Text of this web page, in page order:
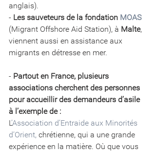
anglais).
- Les sauveteurs de la fondation MOAS
(Migrant Offshore Aid Station), à Malte,
viennent aussi en assistance aux
migrants en détresse en mer.
- Partout en France, plusieurs
associations cherchent des personnes
pour accueillir des demandeurs d’asile
à l’exemple de :
L’Association d’Entraide aux Minorités
d’Orient, chrétienne, qui a une grande
expérience en la matière. Où que vous